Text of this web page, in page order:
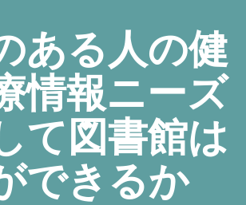
ある人の健
情報ニーズ
て図書館は
できるか